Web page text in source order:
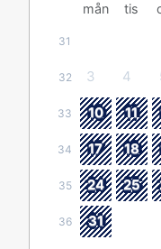
mån tis
31
32 3 4
33 10 11
34 17 18
35 24 25
36 31